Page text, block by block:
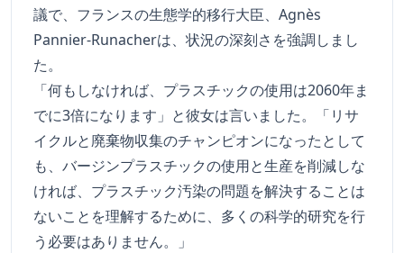
議で、フランスの生態学的移行大臣、Agnès
Pannier-Runacherは、状況の深刻さを強調しまし
た。
「何もしなければ、プラスチックの使用は2060年ま
でに3倍になります」と彼女は言いました。「リサ
イクルと廃棄物収集のチャンピオンになったとして
も、バージンプラスチックの使用と生産を削減しな
ければ、プラスチック汚染の問題を解決することは
ないことを理解するために、多くの科学的研究を行
う必要はありません。」